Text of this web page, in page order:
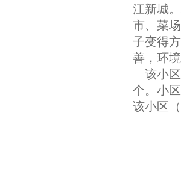
江新城
市、菜
子变得
善，环境
该小区
个。小
该小区